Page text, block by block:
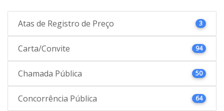
Atas de Registro de Preço 3
Carta/Convite 94
Chamada Pública 50
Concorrência Pública 64